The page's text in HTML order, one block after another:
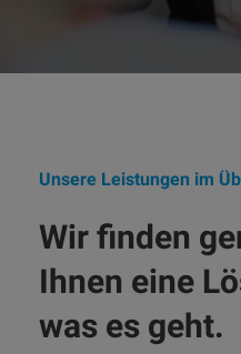
Unsere Leistungen im
Wir finden
Ihnen eine
was es geht.